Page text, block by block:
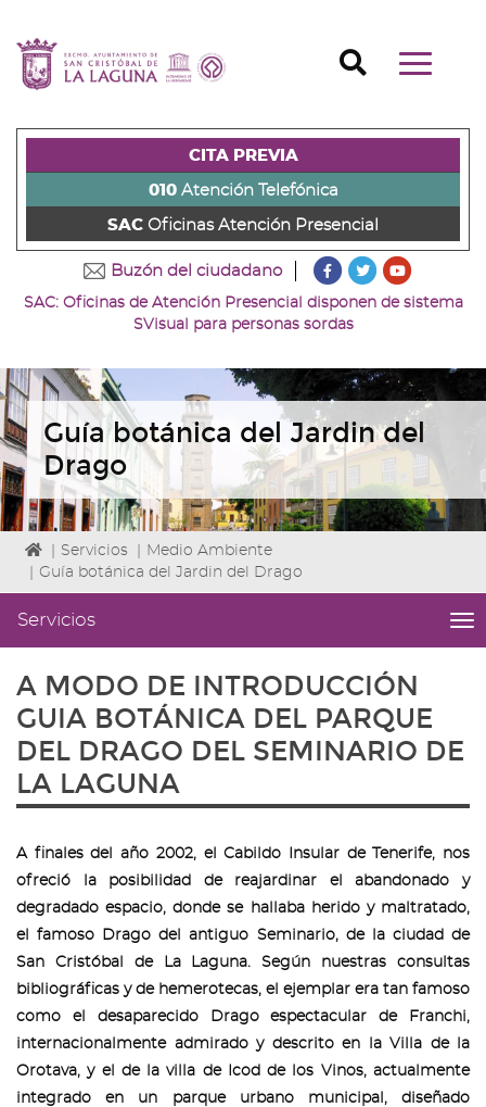
contenido
principal
página
s)
a
la
la
+
Ir
al
la
+
Ir
principal
u)
Mostrar/
Buscador
CITA PREVIA
010Atención Telefónica
SAC Oficinas Atención Presencial
Buzón del ciudadano
???
Ir
a
página
de
Facebook
???
Ir
página
de
Twitter
Ir
canal
de
Youtube
SAC: Oficinas de Atención Presencial disponen de sistema
SVisual para personas sordas
Guía botánica del Jardin del
Drago
Icono
de
Home
para
la
de
inicio
Servicios
Medio Ambiente
Guía botánica del Jardin del Drago
|
Servicios
A MODO DE INTRODUCCIÓN
GUIA BOTÁNICA DEL PARQUE
DEL DRAGO DEL SEMINARIO DE
LA LAGUNA
A finales del año 2002, el Cabildo Insular de Tenerife, nos
ofreció la posibilidad de reajardinar el abandonado y
degradado espacio, donde se hallaba herido y maltratado,
el famoso Drago del antiguo Seminario, de la ciudad de
San Cristóbal de La Laguna. Según nuestras consultas
bibliográficas y de hemerotecas, el ejemplar era tan famoso
como el desaparecido Drago espectacular de Franchi,
internacionalmente admirado y descrito en la Villa de la
Orotava, y el de la villa de Icod de los Vinos, actualmente
integrado en un parque urbano municipal, diseñado